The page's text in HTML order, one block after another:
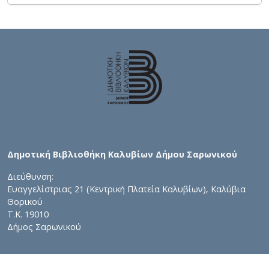
Δημοτική Βιβλιοθήκη Καλυβίων Δήμου Σαρωνικού
Διεύθυνση:
Ευαγγελίστριας 21 (Κεντρική Πλατεία Καλυβίων), Καλύβια
Θορικού
Τ.Κ. 19010
Δήμος Σαρωνικού